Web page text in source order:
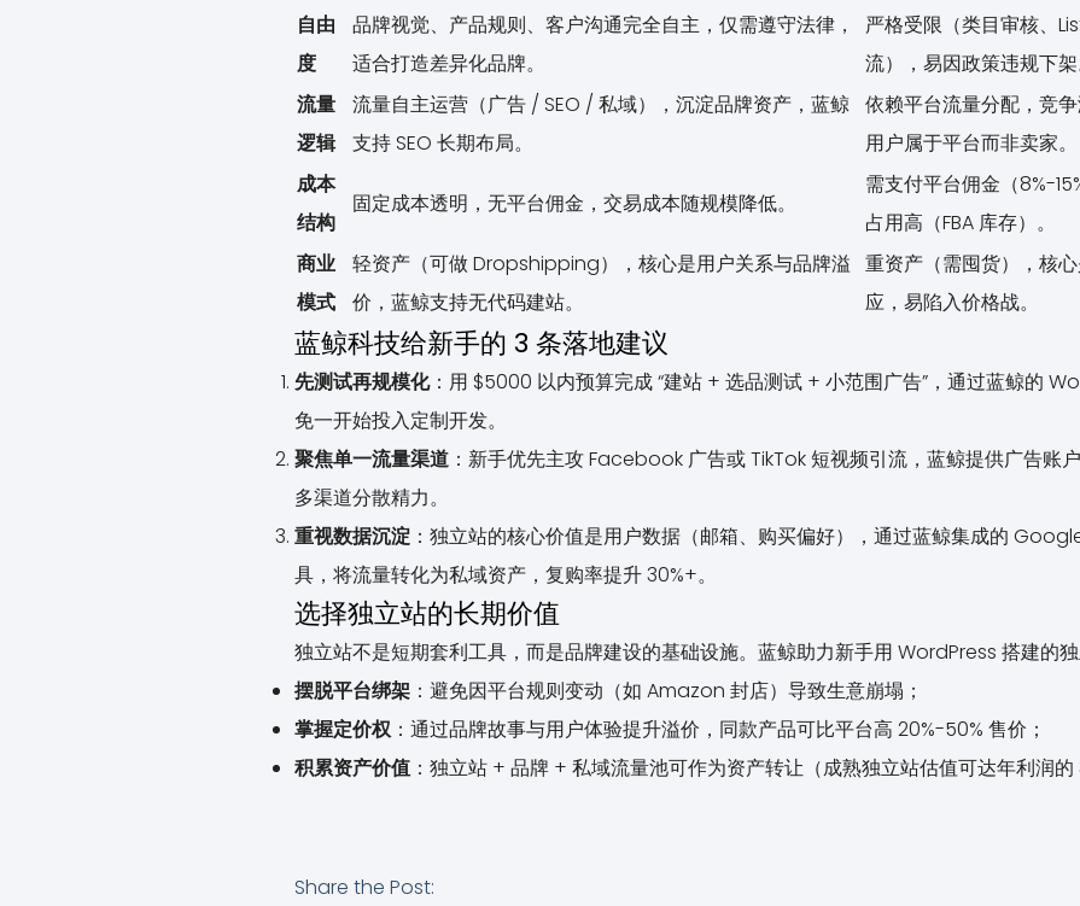
自由
度
品牌视觉、产品规则、客户沟通完全自主，仅需遵守法律，
适合打造差异化品牌。
严格受限（类目审核、
流），易因政策违规下架
流量
逻辑
流量自主运营（广告 / SEO / 私域），沉淀品牌资产，蓝鲸
支持 SEO 长期布局。
依赖平台流量分配，竞
用户属于平台而非卖家。
成本
结构
固定成本透明，无平台佣金，交易成本随规模降低。
需支付平台佣金（8%-
占用高（FBA 库存）。
商业
模式
轻资产（可做 Dropshipping），核心是用户关系与品牌溢
价，蓝鲸支持无代码建站。
重资产（需囤货），核
应，易陷入价格战。
蓝鲸科技给新手的 3 条落地建议
先测试再规模化：用 $5000 以内预算完成 “建站 + 选品测试 + 小范围广告”，通过蓝鲸的
免一开始投入定制开发。
聚焦单一流量渠道 ：新手优先主攻 Facebook 广告或 TikTok 短视频引流，蓝鲸提供广告账
多渠道分散精力。
重视数据沉淀 ：独立站的核心价值是用户数据（邮箱、购买偏好），通过蓝鲸集成的
具，将流量转化为私域资产，复购率提升 30%+。
选择独立站的长期价值
独立站不是短期套利工具，而是品牌建设的基础设施。蓝鲸助力新手用 WordPress 搭建的独
摆脱平台绑架 ：避免因平台规则变动（如 Amazon 封店）导致生意崩塌；
掌握定价权：通过品牌故事与用户体验提升溢价，同款产品可比平台高 20%-50% 售价；
积累资产价值：独立站 + 品牌 + 私域流量池可作为资产转让（成熟独立站估值可达年利润的
Share the Post: